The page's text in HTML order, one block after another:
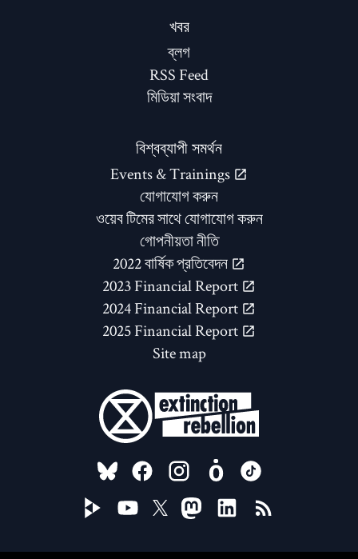
খবর
ব্লগ
RSS Feed
মিডিয়া সংবাদ
বিশ্বব্যাপী সমর্থন
Events & Trainings
যোগাযোগ করুন
ওয়েব টিমের সাথে যোগাযোগ করুন
গোপনীয়তা নীতি
2022 বার্ষিক প্রতিবেদন
2023 Financial Report
2024 Financial Report
2025 Financial Report
Site map
FOLLOW US ON